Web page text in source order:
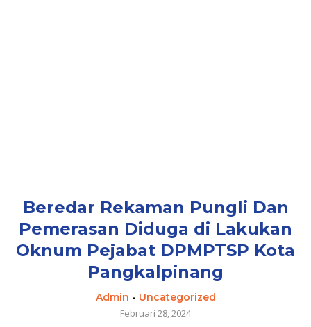
Beredar Rekaman Pungli Dan
Pemerasan Diduga di Lakukan
Oknum Pejabat DPMPTSP Kota
Pangkalpinang
Admin - Uncategorized
Februari 28, 2024